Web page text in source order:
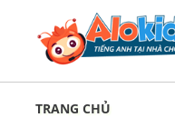
TRANG CHỦ